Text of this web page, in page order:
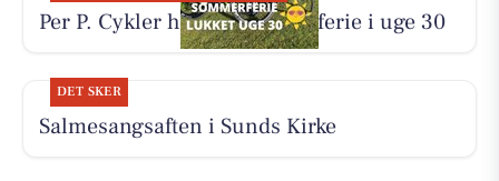
Per P. Cykler holder sommerferie i uge 30
DET SKER
Salmesangsaften i Sunds Kirke